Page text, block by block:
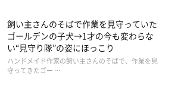
飼い主さんのそばで作業を見守っていた
ゴールデンの子犬→1才の今も変わらな
い“見守り隊”の姿にほっこり
ハンドメイド作家の飼い主さんのそばで、作業を見
守ってきたゴー …